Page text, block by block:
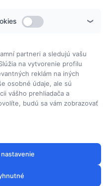
partneri a sledujú vašu
na vytvorenie profilu
reklám na iných
osobné údaje, ale sú
vášho prehliadača a
budú sa vám zobrazovať